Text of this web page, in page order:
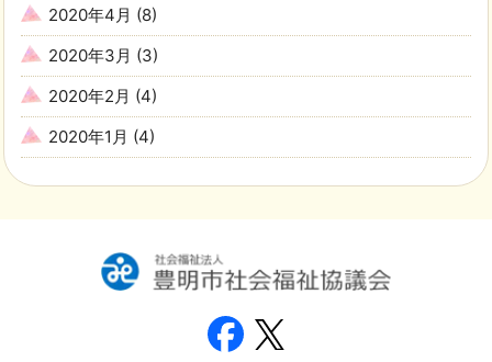
2020年4月 (8)
2020年3月 (3)
2020年2月 (4)
2020年1月 (4)